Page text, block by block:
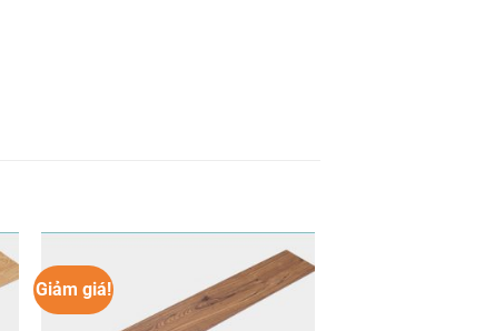
Giảm giá!
Yêu